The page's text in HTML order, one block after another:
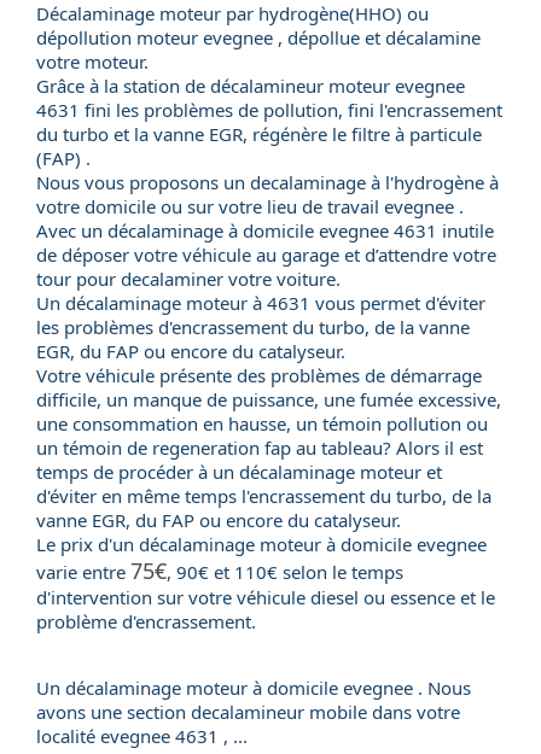
Décalaminage moteur par hydrogène(HHO) ou
dépollution moteur evegnee , dépollue et décalamine
votre moteur.
Grâce à la station de décalamineur moteur evegnee
4631 fini les problèmes de pollution, fini l'encrassement
du turbo et la vanne EGR, régénère le filtre à particule
(FAP) .
Nous vous proposons un decalaminage à l'hydrogène à
votre domicile ou sur votre lieu de travail evegnee .
Avec un décalaminage à domicile evegnee 4631 inutile
de déposer votre véhicule au garage et d’attendre votre
tour pour decalaminer votre voiture.
Un décalaminage moteur à 4631 vous permet d'éviter
les problèmes d'encrassement du turbo, de la vanne
EGR, du FAP ou encore du catalyseur.
Votre véhicule présente des problèmes de démarrage
difficile, un manque de puissance, une fumée excessive,
une consommation en hausse, un témoin pollution ou
un témoin de regeneration fap au tableau? Alors il est
temps de procéder à un décalaminage moteur et
d'éviter en même temps l'encrassement du turbo, de la
vanne EGR, du FAP ou encore du catalyseur.
Le prix d'un décalaminage moteur à domicile evegnee
varie entre 75€, 90€ et 110€ selon le temps
d'intervention sur votre véhicule diesel ou essence et le
problème d'encrassement.
Un décalaminage moteur à domicile evegnee . Nous
avons une section decalamineur mobile dans votre
localité evegnee 4631 , ...